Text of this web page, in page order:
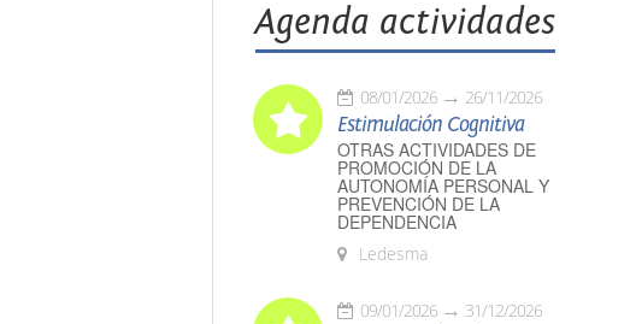
Agenda actividades
08/01/2026 26/11/2026
Estimulación Cognitiva
OTRAS ACTIVIDADES DE
PROMOCIÓN DE LA
AUTONOMÍA PERSONAL Y
PREVENCIÓN DE LA
DEPENDENCIA
Ledesma
09/01/2026 31/12/2026